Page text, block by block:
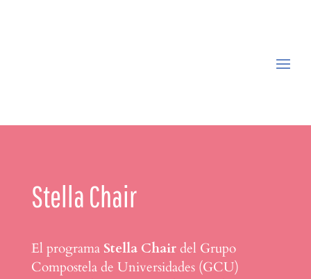
Stella Chair
El programa Stella Chairdel Grupo
Compostela de Universidades (GCU)